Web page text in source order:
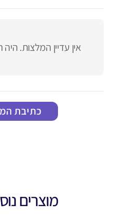
אין עדיין המלצות.
כתיבת
מוצרים